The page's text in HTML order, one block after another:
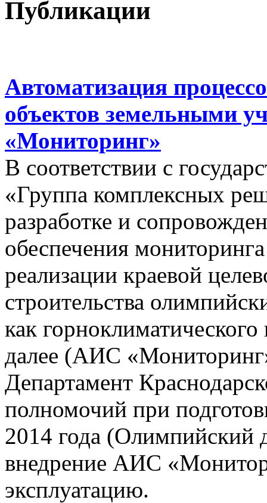
Публикации
Автоматизация
объектов земельными
«Мониторинг»
В соответствии с
«Группа комплексных
разработке и
обеспечения
реализации краевой
строительства
как
далее (АИС
Департамент
полномочий при
2014 года (Олимпийский
внедрение АИС
эксплуатацию.